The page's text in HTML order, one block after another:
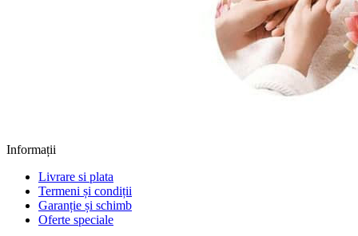
Informații
Livrare si plata
Termeni și condiții
Garanție și schimb
Oferte speciale